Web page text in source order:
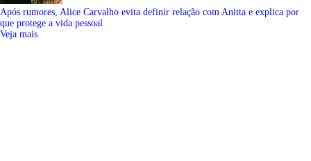
Após rumores, Alice Carvalho evita definir relação com Anitta e explica por
que protege a vida pessoal
Veja mais